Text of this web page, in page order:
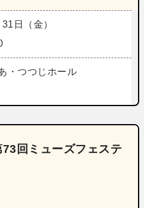
日（金）
・つつじホール
回ミューズフェステ